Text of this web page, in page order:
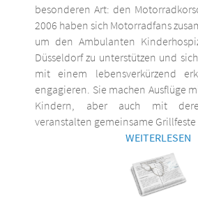
besonderen Art: den
2006 haben sich Motorradfans
um den Ambulanten
Düsseldorf zu unterstützen und
mit einem lebensverkürzend
engagieren. Sie machen Ausflüge
Kindern, aber auch mit
veranstalten gemeinsame Grillfeste
WEITERLESEN